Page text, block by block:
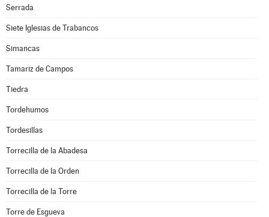
Serrada
Siete Iglesias de Trabancos
Simancas
Tamariz de Campos
Tiedra
Tordehumos
Tordesillas
Torrecilla de la Abadesa
Torrecilla de la Orden
Torrecilla de la Torre
Torre de Esgueva